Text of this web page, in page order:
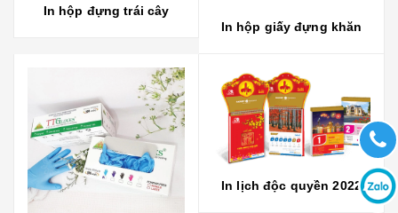
In hộp đựng trái cây
In hộp giấy đựng khăn
In lịch độc quyền 2022